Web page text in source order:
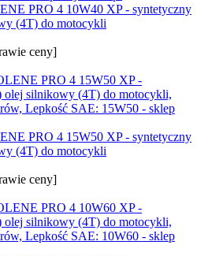
PRO 4 10W40 XP - syntetyczny
(4T) do motocykli
ceny]
PRO 4 15W50 XP - syntetyczny
(4T) do motocykli
ceny]